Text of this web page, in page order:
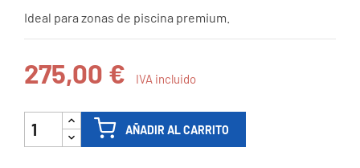
Ideal para zonas de piscina premium.
275,00 € IVA incluido
AÑADIR AL CARRITO